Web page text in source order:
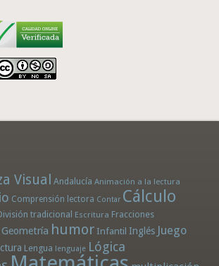
Visual Andalucía Animación a la lectura
Comprensión lectora Contar Cálculo
tradicional Escritura Fracciones
Geometría humor Infantil Inglés Juego
Lengua lenguaje Lógica